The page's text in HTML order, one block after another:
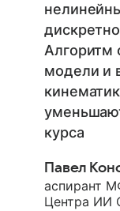
Алгоритм
модели и
курса
Павел
аспирант
Центра ИИ